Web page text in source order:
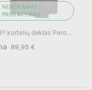
NEMOKAMAS
PRISTATYMAS
kortelių dėklas Pero...
89,95 €